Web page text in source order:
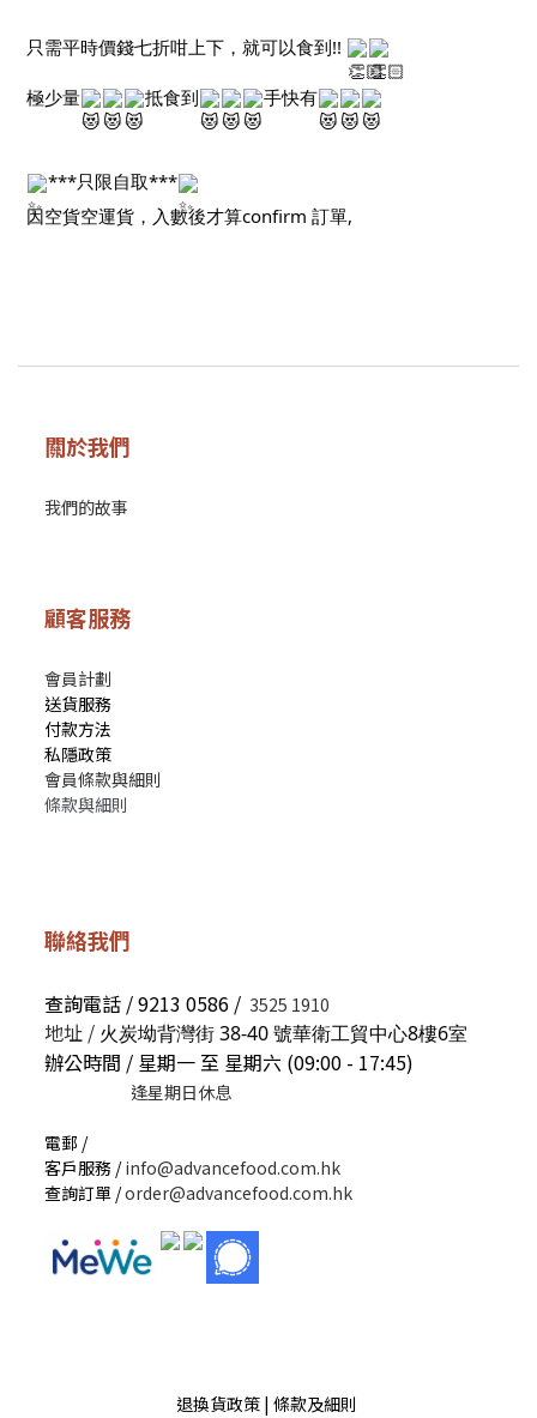
只需平時價錢七折咁上下，就可以食到!!
極少量 抵食到 手快有
***只限自取***
因空貨空運貨，入數後才算confirm 訂單,
關於我們
我們的故事
顧客服務
會員計劃
送貨服務
付款方法
私隱政策
會員條款與細則
條款與細則
聯絡我們
查詢電話 / 9213 0586 / 3525 1910
地址 / 火炭坳背灣街 38-40 號華衛工貿中心8樓6室
辦公時間 / 星期一 至 星期六 (09:00 - 17:45)
逢星期日休息
電郵 /
客戶服務 /info@advancefood.com.hk
查詢訂單 /order@advancefood.com.hk
退換貨政策 | 條款及細則